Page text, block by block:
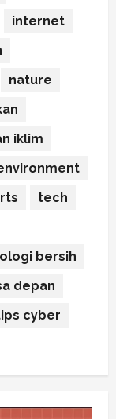
internet
nature
iklim
tech
bersih
depan
cyber